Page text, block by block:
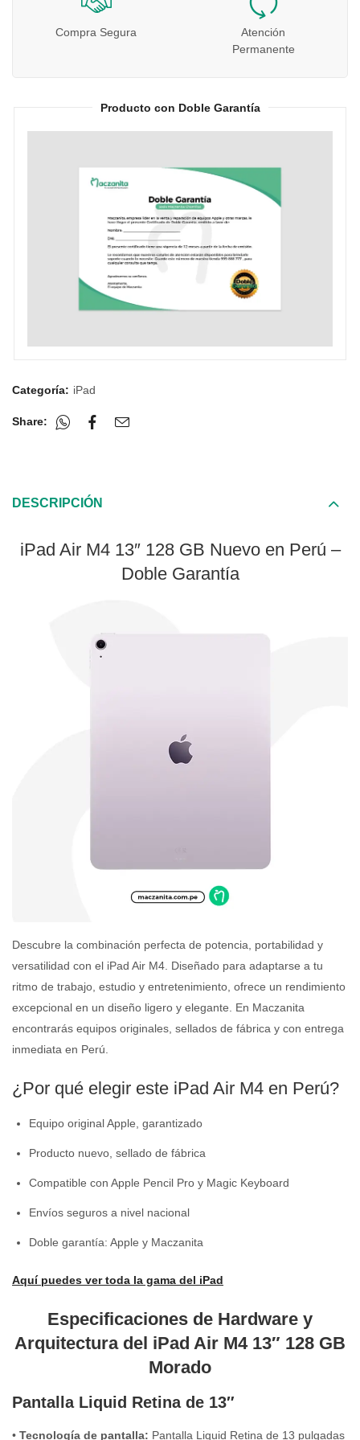
Compra Segura
Atención
Permanente
Producto con Doble Garantía
Categoría: iPad
Share:
DESCRIPCIÓN
iPad Air M4 13″ 128 GB Nuevo en Perú –
Doble Garantía
Descubre la combinación perfecta de potencia, portabilidad y
versatilidad con el iPad Air M4. Diseñado para adaptarse a tu
ritmo de trabajo, estudio y entretenimiento, ofrece un rendimiento
excepcional en un diseño ligero y elegante. En Maczanita
encontrarás equipos originales, sellados de fábrica y con entrega
inmediata en Perú.
¿Por qué elegir este iPad Air M4 en Perú?
Equipo original Apple, garantizado
Producto nuevo, sellado de fábrica
Compatible con Apple Pencil Pro y Magic Keyboard
Envíos seguros a nivel nacional
Doble garantía: Apple y Maczanita
Aquí puedes ver toda la gama del iPad
Especificaciones de Hardware y
Arquitectura del iPad Air M4 13″ 128 GB
Morado
Pantalla Liquid Retina de 13″
• Tecnología de pantalla: Pantalla Liquid Retina de 13 pulgadas